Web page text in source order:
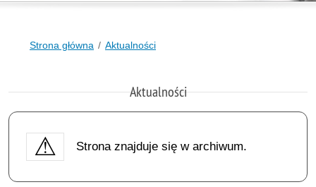
Strona główna Aktualności
Aktualności
Strona znajduje się w archiwum.